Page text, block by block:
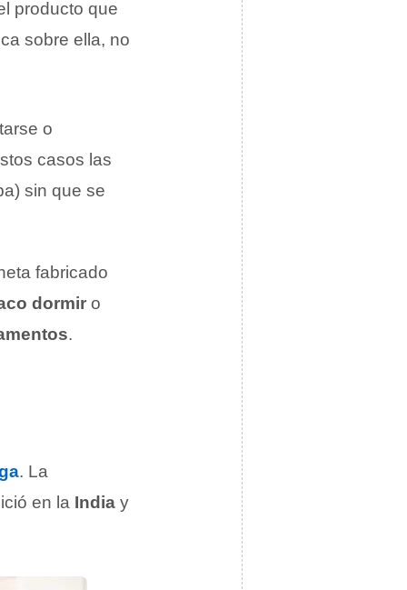
producto que
sobre ella, no
o
casos las
sin que se
fabricado
dormir o
.
. La
en la India y